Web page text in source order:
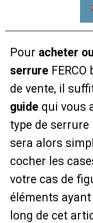
Pour acheter
serrure
de vente, il
guide qui vous
type de serrure
sera alors
cocher les
votre cas de
éléments
long de cet